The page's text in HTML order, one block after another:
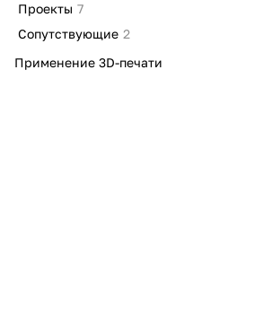
Проекты 7
Сопутствующие 2
Применение 3D-печати